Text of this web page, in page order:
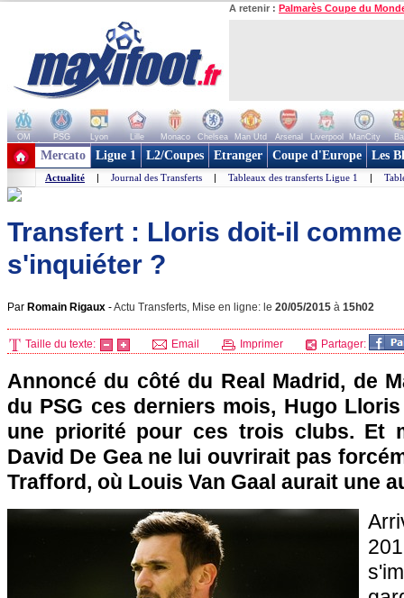
A retenir : Palmarès Coupe du
OM PSG Lyon Lille Monaco Chelsea Man Utd Arsenal Liverpool ManCity
+ de clubs
Mercato Ligue 1 L2/Coupes Etranger Coupe d'Europe Les
Actualité | Journal des Transferts | Tableaux des transferts Ligue 1 |
Transfert : Lloris doit-il
s'inquiéter ?
Par Romain Rigaux -Actu Transferts, Mise en ligne: le 20/05/2015 à 15h02
Taille du texte: Email Imprimer Partager:
Annoncé du côté du Real Madrid, de
du PSG ces derniers mois, Hugo
une priorité pour ces trois clubs. Et
David De Gea ne lui ouvrirait pas
Trafford, où Louis Van Gaal aurait une